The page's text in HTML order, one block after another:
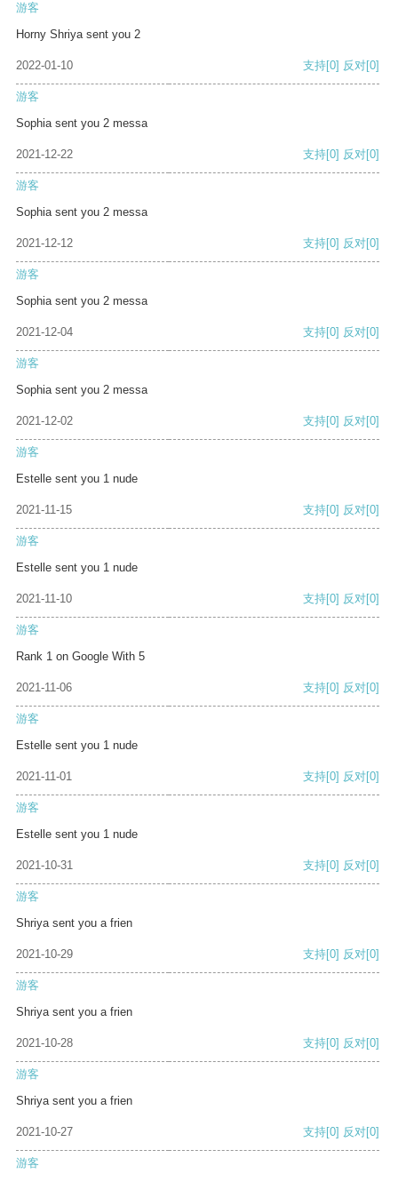
游客
Horny Shriya sent you 2
2022-01-10 支持[0] 反对[0]
游客
Sophia sent you 2 messa
2021-12-22 支持[0] 反对[0]
游客
Sophia sent you 2 messa
2021-12-12 支持[0] 反对[0]
游客
Sophia sent you 2 messa
2021-12-04 支持[0] 反对[0]
游客
Sophia sent you 2 messa
2021-12-02 支持[0] 反对[0]
游客
Estelle sent you 1 nude
2021-11-15 支持[0] 反对[0]
游客
Estelle sent you 1 nude
2021-11-10 支持[0] 反对[0]
游客
Rank 1 on Google With 5
2021-11-06 支持[0] 反对[0]
游客
Estelle sent you 1 nude
2021-11-01 支持[0] 反对[0]
游客
Estelle sent you 1 nude
2021-10-31 支持[0] 反对[0]
游客
Shriya sent you a frien
2021-10-29 支持[0] 反对[0]
游客
Shriya sent you a frien
2021-10-28 支持[0] 反对[0]
游客
Shriya sent you a frien
2021-10-27 支持[0] 反对[0]
游客